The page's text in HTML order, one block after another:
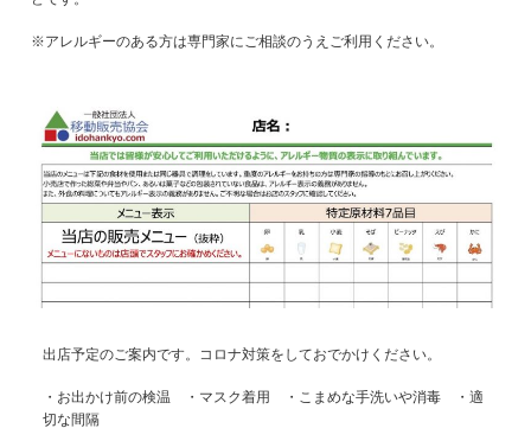
※アレルギーのある方は専門家にご相談のうえご利用ください。
出店予定のご案内です。コロナ対策をしておでかけください。
・お出かけ前の検温 ・マスク着用 ・こまめな手洗いや消毒 ・適
切な間隔